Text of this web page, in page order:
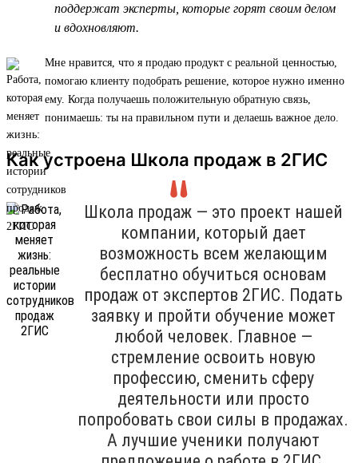
поддержат эксперты, которые горят своим делом
и вдохновляют.
Мне нравится, что я продаю продукт с реальной ценностью,
помогаю клиенту подобрать решение, которое нужно именно
ему. Когда получаешь положительную обратную связь,
понимаешь: ты на правильном пути и делаешь важное дело.
Как устроена Школа продаж в 2ГИС
Школа продаж — это проект нашей
компании, который дает
возможность всем желающим
бесплатно обучиться основам
продаж от экспертов 2ГИС. Подать
заявку и пройти обучение может
любой человек. Главное —
стремление освоить новую
профессию, сменить сферу
деятельности или просто
попробовать свои силы в продажах.
А лучшие ученики получают